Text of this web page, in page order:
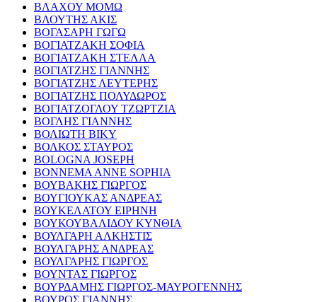
ΒΛΑΧΟΥ ΜΟΜΩ
ΒΛΟΥΤΗΣ ΑΚΙΣ
ΒΟΓΑΣΑΡΗ ΓΩΓΩ
ΒΟΓΙΑΤΖΑΚΗ ΣΟΦΙΑ
ΒΟΓΙΑΤΖΑΚΗ ΣΤΕΛΛΑ
ΒΟΓΙΑΤΖΗΣ ΓΙΑΝΝΗΣ
ΒΟΓΙΑΤΖΗΣ ΛΕΥΤΕΡΗΣ
ΒΟΓΙΑΤΖΗΣ ΠΟΛΥΔΩΡΟΣ
ΒΟΓΙΑΤΖΟΓΛΟΥ ΤΖΩΡΤΖΙΑ
ΒΟΓΛΗΣ ΓΙΑΝΝΗΣ
ΒΟΛΙΩΤΗ ΒΙΚΥ
ΒΟΛΚΟΣ ΣΤΑΥΡΟΣ
BOLOGNA JOSEPH
BONNEMA ANNE SOPHIA
ΒΟΥΒΑΚΗΣ ΓΙΩΡΓΟΣ
ΒΟΥΓΙΟΥΚΑΣ ΑΝΔΡΕΑΣ
ΒΟΥΚΕΛΑΤΟΥ ΕΙΡΗΝΗ
ΒΟΥΚΟΥΒΑΛΙΔΟΥ ΚΥΝΘΙΑ
ΒΟΥΛΓΑΡΗ ΑΛΚΗΣΤΙΣ
ΒΟΥΛΓΑΡΗΣ ΑΝΔΡΕΑΣ
ΒΟΥΛΓΑΡΗΣ ΓΙΩΡΓΟΣ
ΒΟΥΝΤΑΣ ΓΙΩΡΓΟΣ
ΒΟΥΡΔΑΜΗΣ ΓΙΩΡΓΟΣ-ΜΑΥΡΟΓΕΝΝΗΣ